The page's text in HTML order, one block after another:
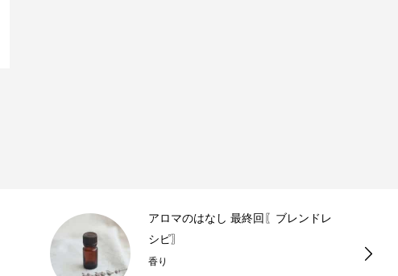
アロマのはなし 最終回〖ブレンドレ
シピ〗
香り